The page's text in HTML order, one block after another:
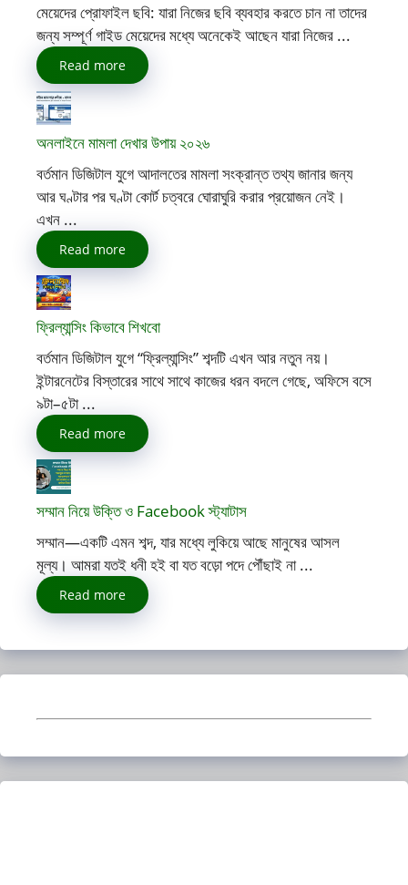
মেয়েদের প্রোফাইল ছবি: যারা নিজের ছবি ব্যবহার করতে চান না তাদের
জন্য সম্পূর্ণ গাইড মেয়েদের মধ্যে অনেকেই আছেন যারা নিজের ...
Read more
অনলাইনে মামলা দেখার উপায় ২০২৬
বর্তমান ডিজিটাল যুগে আদালতের মামলা সংক্রান্ত তথ্য জানার জন্য
আর ঘণ্টার পর ঘণ্টা কোর্ট চত্বরে ঘোরাঘুরি করার প্রয়োজন নেই।
এখন ...
Read more
ফ্রিল্যান্সিং কিভাবে শিখবো
বর্তমান ডিজিটাল যুগে “ফ্রিল্যান্সিং” শব্দটি এখন আর নতুন নয়।
ইন্টারনেটের বিস্তারের সাথে সাথে কাজের ধরন বদলে গেছে, অফিসে বসে
৯টা–৫টা ...
Read more
সম্মান নিয়ে উক্তি ও Facebook স্ট্যাটাস
সম্মান—একটি এমন শব্দ, যার মধ্যে লুকিয়ে আছে মানুষের আসল
মূল্য। আমরা যতই ধনী হই বা যত বড়ো পদে পৌঁছাই না ...
Read more